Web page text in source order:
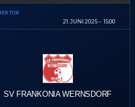
TOR
21. JUNI 2025 15:00
SV FRANKONIA WERNSDORF